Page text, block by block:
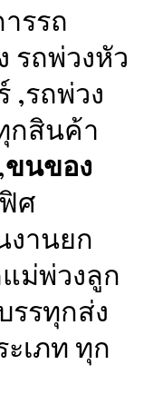
รรถ
รถพ่วงหัว
,รถพ่วง
กสินค้า
ขนของ
ศ
งานยก
ม่พ่วงลูก
รรทุกส่ง
เภท ทุก